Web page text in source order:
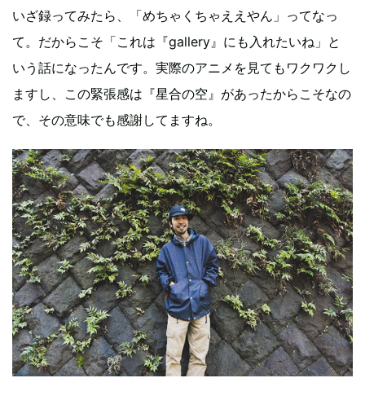
いざ録ってみたら、「めちゃくちゃええやん」ってなっ
て。だからこそ「これは『gallery』にも入れたいね」と
いう話になったんです。実際のアニメを見てもワクワクし
ますし、この緊張感は『星合の空』があったからこそなの
で、その意味でも感謝してますね。